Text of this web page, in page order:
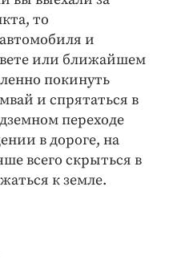
то
и
или ближайшем
покинуть
и спрятаться в
переходе
в дороге, на
всего скрыться в
к земле.